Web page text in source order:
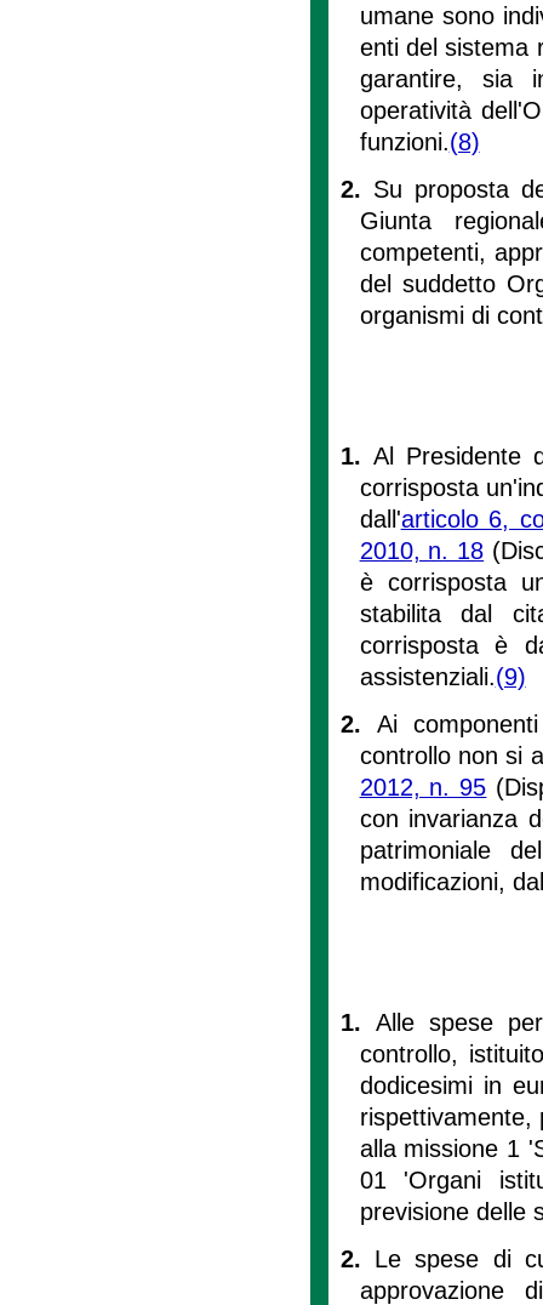
umane sono
enti del sistema
garantire, sia
operatività
funzioni.(8)
2. Su proposta
Giunta
competenti,
del suddetto
organismi di
1.Al Presidente
corrisposta
dall'articolo 6,
2010, n. 18
è corrisposta
stabilita dal
corrisposta è
assistenziali.(9)
2.Ai
controllo non si
2012, n. 95
con invarianza
patrimoniale
modificazioni,
1. Alle spese
controllo,
dodicesimi in
rispettivamente,
alla missione 1
01 'Organi
previsione delle
2. Le spese di
approvazione